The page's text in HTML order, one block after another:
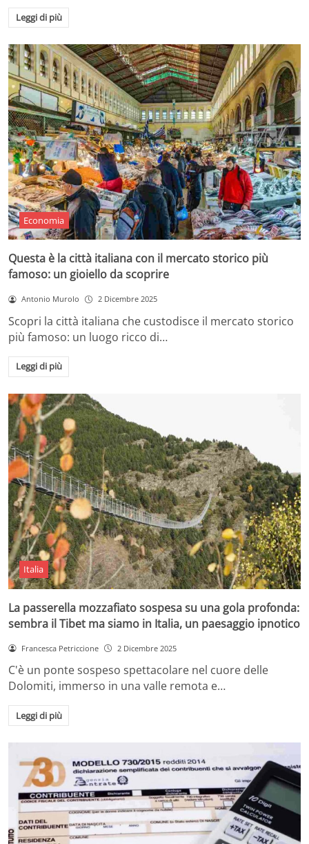
Leggi di più
Economia
Questa è la città italiana con il mercato storico più
famoso: un gioiello da scoprire
Antonio Murolo 2 Dicembre 2025
Scopri la città italiana che custodisce il mercato storico
più famoso: un luogo ricco di…
Leggi di più
Italia
La passerella mozzafiato sospesa su una gola profonda:
sembra il Tibet ma siamo in Italia, un paesaggio ipnotico
Francesca Petriccione 2 Dicembre 2025
C'è un ponte sospeso spettacolare nel cuore delle
Dolomiti, immerso in una valle remota e…
Leggi di più